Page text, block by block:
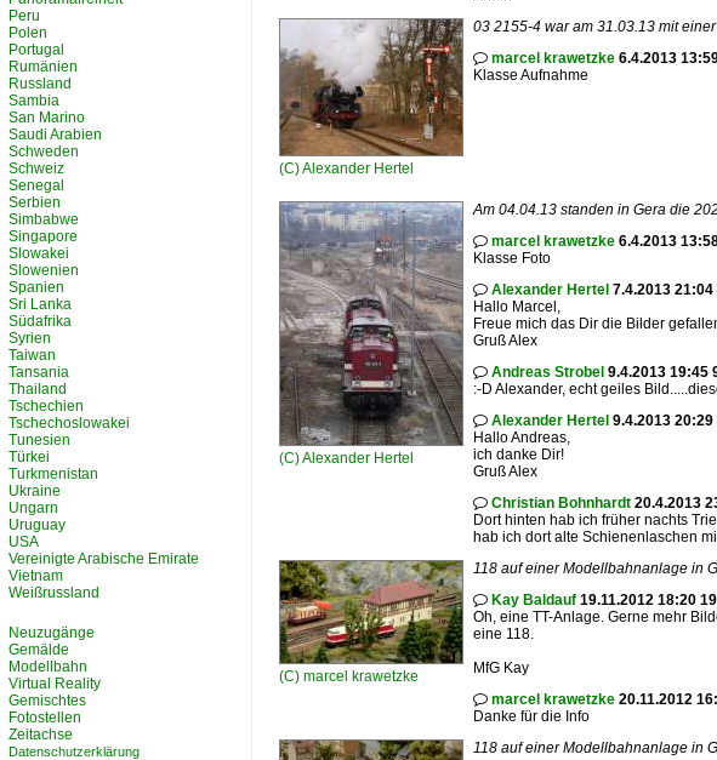
(C)Alexander Hertel
03 2155-4 war am 31.03.13 mit
 marcel krawetzke 6.4.2013
Klasse Aufnahme
(C)Alexander Hertel
Am 04.04.13 standen in Gera die
 marcel krawetzke 6.4.2013
Klasse Foto
 Alexander Hertel 7.4.2013
Hallo Marcel,
Freue mich das Dir die Bilder
Gruß Alex
 Andreas Strobel 9.4.2013 19:45
:-D Alexander, echt geiles
 Alexander Hertel 9.4.2013
Hallo Andreas,
ich danke Dir!
Gruß Alex
 Christian Bohnhardt 20.4.2013
Dort hinten hab ich früher nachts
hab ich dort alte Schienenlaschen
(C) marcel krawetzke
118 auf einer Modellbahnanlage in
 Kay Baldauf 19.11.2012 18:20
Oh, eine TT-Anlage. Gerne mehr
eine 118.
MfG Kay
 marcel krawetzke 20.11.2012
Danke für die Info
118 auf einer Modellbahnanlage in
Peru
Polen
Portugal
Rumänien
Russland
Sambia
San Marino
Saudi Arabien
Schweden
Schweiz
Senegal
Serbien
Simbabwe
Singapore
Slowakei
Slowenien
Spanien
Sri Lanka
Südafrika
Syrien
Taiwan
Tansania
Thailand
Tschechien
Tschechoslowakei
Tunesien
Türkei
Turkmenistan
Ukraine
Ungarn
Uruguay
USA
Vereinigte Arabische Emirate
Vietnam
Weißrussland
Neuzugänge
Gemälde
Modellbahn
Virtual Reality
Gemischtes
Fotostellen
Zeitachse
Datenschutzerklärung